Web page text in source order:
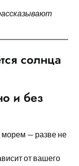
солнца
и без
морем — разве не
от вашего